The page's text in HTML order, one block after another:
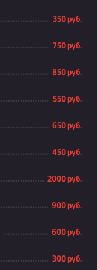
350 руб.
750 руб.
850 руб.
550 руб.
650 руб.
450 руб.
2000 руб.
900 руб.
600 руб.
300 руб.